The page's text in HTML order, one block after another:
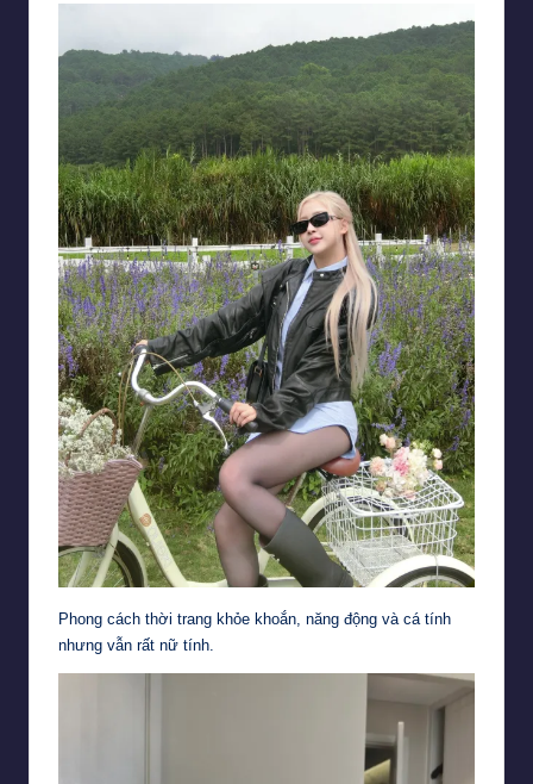
Phong cách thời trang khỏe khoắn, năng động và cá tính
nhưng vẫn rất nữ tính.